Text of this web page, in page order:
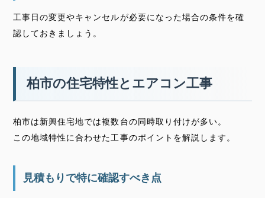
工事日の変更やキャンセルが必要になった場合の条件を確
認しておきましょう。
柏市の住宅特性とエアコン工事
柏市は新興住宅地では複数台の同時取り付けが多い。
この地域特性に合わせた工事のポイントを解説します。
見積もりで特に確認すべき点